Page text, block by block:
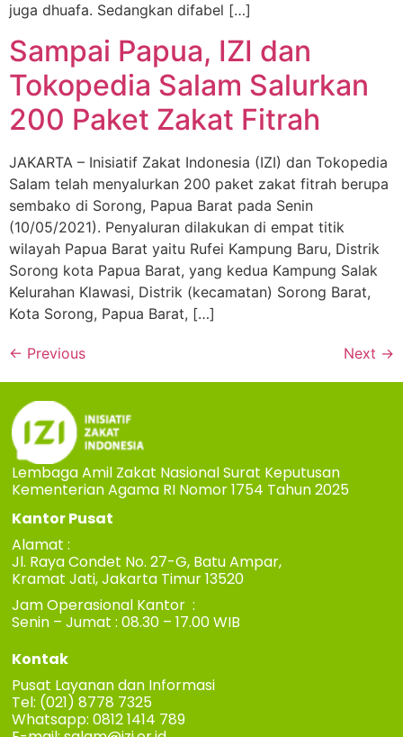
juga dhuafa. Sedangkan difabel […]
Sampai Papua, IZI dan
Tokopedia Salam Salurkan
200 Paket Zakat Fitrah
JAKARTA – Inisiatif Zakat Indonesia (IZI) dan Tokopedia
Salam telah menyalurkan 200 paket zakat fitrah berupa
sembako di Sorong, Papua Barat pada Senin
(10/05/2021). Penyaluran dilakukan di empat titik
wilayah Papua Barat yaitu Rufei Kampung Baru, Distrik
Sorong kota Papua Barat, yang kedua Kampung Salak
Kelurahan Klawasi, Distrik (kecamatan) Sorong Barat,
Kota Sorong, Papua Barat, […]
← Previous Next →
Lembaga Amil Zakat Nasional Surat Keputusan
Kementerian Agama RI Nomor 1754 Tahun 2025
Kantor Pusat
Alamat :
Jl. Raya Condet No. 27-G, Batu Ampar,
Kramat Jati, Jakarta Timur 13520
Jam Operasional Kantor :
Senin – Jumat : 08.30 – 17.00 WIB
Kontak
Pusat Layanan dan Informasi
Tel: (021) 8778 7325
Whatsapp: 0812 1414 789